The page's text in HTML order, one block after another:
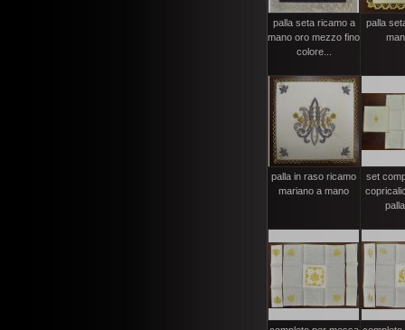
palla seta ricamo a
mano oro mezzo fino
colore...
palla
palla in raso ricamo
mariano a mano
set